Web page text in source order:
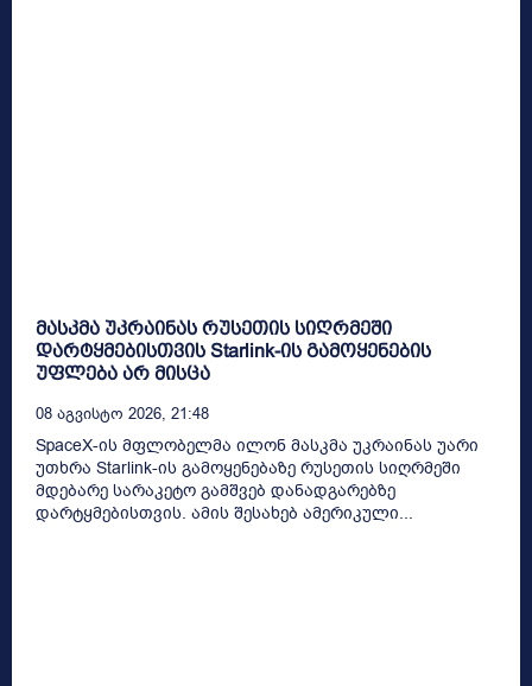
მასკმა უკრაინას რუსეთის სიღრმეში
დარტყმებისთვის Starlink-ის გამოყენების
უფლება არ მისცა
08 Აგვისტო 2026, 21:48
SpaceX-ის მფლობელმა ილონ მასკმა უკრაინას უარი
უთხრა Starlink-ის გამოყენებაზე რუსეთის სიღრმეში
მდებარე სარაკეტო გამშვებ დანადგარებზე
დარტყმებისთვის. ამის შესახებ ამერიკული...